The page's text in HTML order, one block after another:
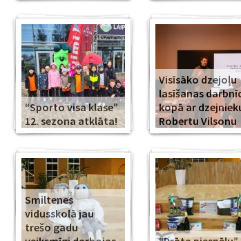
“Sporto visa klase”
12. sezona atklāta!
Visīsāko dzejoļu
lasīšanas
kopā ar
Robertu Vilsonu
Smiltenes
vidusskolā jau
trešo gadu